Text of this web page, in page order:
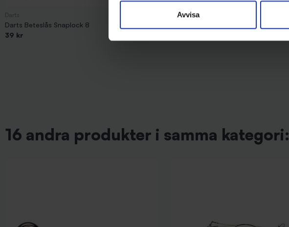
Avvisa
Darts Beteslås Snaplock 8
39 kr
Darts
16 andra produkter i samma kategori: